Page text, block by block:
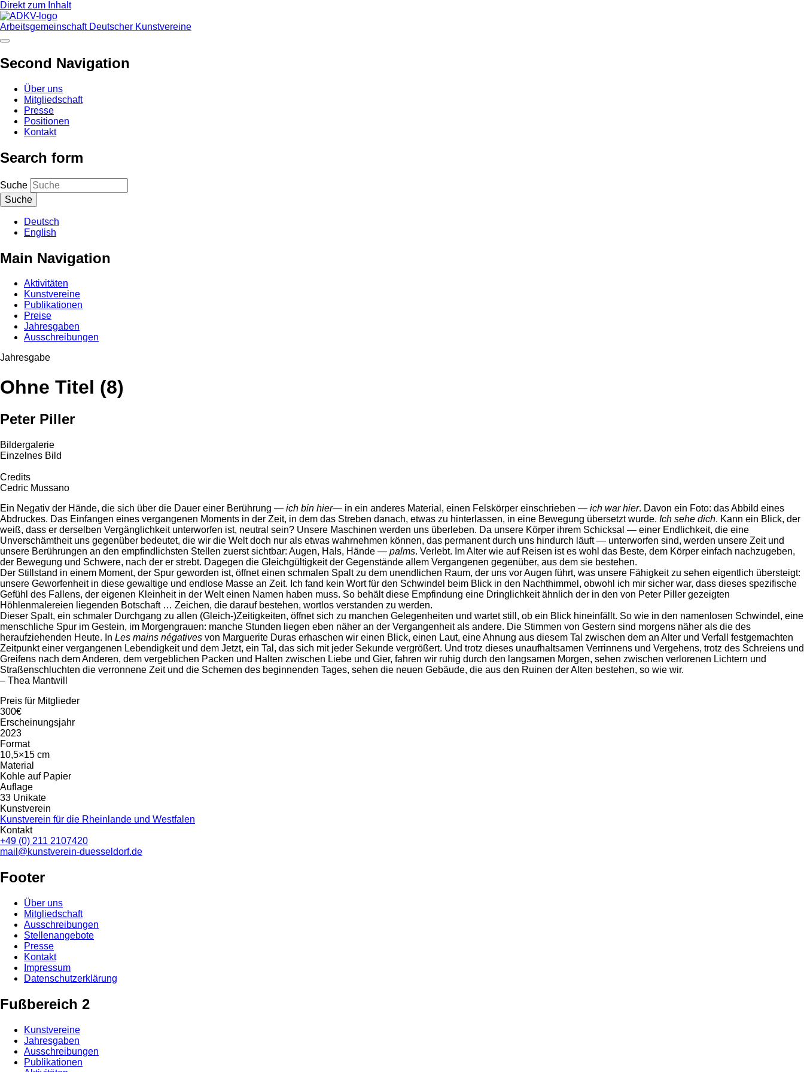
Direkt zum Inhalt
Arbeitsgemeinschaft Deutscher Kunstvereine
Second Navigation
Über uns
Mitgliedschaft
Presse
Positionen
Kontakt
Search form
Suche
Deutsch
English
Main Navigation
Aktivitäten
Kunstvereine
Publikationen
Preise
Jahresgaben
Ausschreibungen
Jahresgabe
Ohne Titel (8)
Peter Piller
Bildergalerie
Einzelnes Bild
Credits
Cedric Mussano
Ein Negativ der Hände, die sich über die Dauer einer Berührung — ich bin hier— in ein anderes Material, einen Felskörper einschrieben — ich war hier. Davon ein Foto: das Abbild eines
Abdruckes. Das Einfangen eines vergangenen Moments in der Zeit, in dem das Streben danach, etwas zu hinterlassen, in eine Bewegung übersetzt wurde. Ich sehe dich. Kann ein Blick, der
weiß, dass er derselben Vergänglichkeit unterworfen ist, neutral sein? Unsere Maschinen werden uns überleben. Da unsere Körper ihrem Schicksal — einer Endlichkeit, die eine
Unverschämtheit uns gegenüber bedeutet, die wir die Welt doch nur als etwas wahrnehmen können, das permanent durch uns hindurch läuft — unterworfen sind, werden unsere Zeit und
unsere Berührungen an den empfindlichsten Stellen zuerst sichtbar: Augen, Hals, Hände — palms. Verlebt. Im Alter wie auf Reisen ist es wohl das Beste, dem Körper einfach nachzugeben,
der Bewegung und Schwere, nach der er strebt. Dagegen die Gleichgültigkeit der Gegenstände allem Vergangenen gegenüber, aus dem sie bestehen.
Der Stillstand in einem Moment, der Spur geworden ist, öffnet einen schmalen Spalt zu dem unendlichen Raum, der uns vor Augen führt, was unsere Fähigkeit zu sehen eigentlich übersteigt:
unsere Geworfenheit in diese gewaltige und endlose Masse an Zeit. Ich fand kein Wort für den Schwindel beim Blick in den Nachthimmel, obwohl ich mir sicher war, dass dieses spezifische
Gefühl des Fallens, der eigenen Kleinheit in der Welt einen Namen haben muss. So behält diese Empfindung eine Dringlichkeit ähnlich der in den von Peter Piller gezeigten
Höhlenmalereien liegenden Botschaft … Zeichen, die darauf bestehen, wortlos verstanden zu werden.
Dieser Spalt, ein schmaler Durchgang zu allen (Gleich-)Zeitigkeiten, öffnet sich zu manchen Gelegenheiten und wartet still, ob ein Blick hineinfällt. So wie in den namenlosen Schwindel, eine
menschliche Spur im Gestein, im Morgengrauen: manche Stunden liegen eben näher an der Vergangenheit als andere. Die Stimmen von Gestern sind morgens näher als die des
heraufziehenden Heute. In Les mains négatives von Marguerite Duras erhaschen wir einen Blick, einen Laut, eine Ahnung aus diesem Tal zwischen dem an Alter und Verfall festgemachten
Zeitpunkt einer vergangenen Lebendigkeit und dem Jetzt, ein Tal, das sich mit jeder Sekunde vergrößert. Und trotz dieses unaufhaltsamen Verrinnens und Vergehens, trotz des Schreiens und
Greifens nach dem Anderen, dem vergeblichen Packen und Halten zwischen Liebe und Gier, fahren wir ruhig durch den langsamen Morgen, sehen zwischen verlorenen Lichtern und
Straßenschluchten die verronnene Zeit und die Schemen des beginnenden Tages, sehen die neuen Gebäude, die aus den Ruinen der Alten bestehen, so wie wir.
– Thea Mantwill
Preis für Mitglieder
300€
Erscheinungsjahr
2023
Format
10,5×15 cm
Material
Kohle auf Papier
Auflage
33 Unikate
Kunstverein
Kunstverein für die Rheinlande und Westfalen
Kontakt
+49 (0) 211 2107420
mail@kunstverein-duesseldorf.de
Footer
Über uns
Mitgliedschaft
Ausschreibungen
Stellenangebote
Presse
Kontakt
Impressum
Datenschutzerklärung
Fußbereich 2
Kunstvereine
Jahresgaben
Ausschreibungen
Publikationen